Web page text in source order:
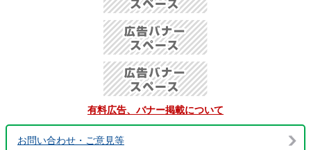
有料広告、バナー掲載について
お問い合わせ・ご意見等